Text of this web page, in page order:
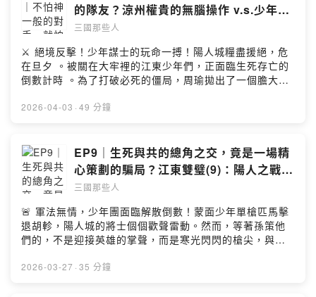
lab.info/https://taira-
komori.jpn.org/freesoundtw.htmlhttps://pixabay.com/s
國那些人》IG：
https://www.instagram.com/peopleof3kingdoms/▲追
蹤《三國那些人》FB：
https://www.facebook.com/peopleof3kds/📩合作請來
信：peopleof3kds@gmail.com▲素材來源：音樂：フリ
ー音楽素材サイト「PeriTune」Royalty Free Music
Materialhttps://peritune.com/魔王魂
https://maou.audio/rule/音效：Vita-chi sozaikan
komori.jpn.org/freesoundtw.htmlhttps://pixabay.com/s
ound-effects/Powered by Firstory Hosting
的隊友？涼州權貴的無腦操作 v.s.少年謀
士的搏命反擊！江東雙璧(10)：陽人之戰
(三)呂布再臨｜火燒赤壁篇
三國那些人
⚔️ 絕境反擊！少年謀士的玩命一搏！陽人城糧盡援絕，危
在旦夕 。被關在大牢裡的江東少年們，正面臨生死存亡的
倒數計時 。為了打破必死的僵局，周瑜拋出了一個膽大包
機，卻已經悄悄擴大...另一邊，董卓軍的「網內互打」越
最後的勝利，還是意想不到的陷阱？如果喜歡這個節目的
故事，不妨灌溉我們一杯咖啡，支持我們有繼續創作的能
量喔！☕️贊助我們：
https://open.firstory.me/join/peopleof3kds▲追蹤《三
國那些人》IG：
https://www.instagram.com/peopleof3kingdoms/▲追
蹤《三國那些人》FB：
https://www.facebook.com/peopleof3kds/📩合作請來
信：peopleof3kds@gmail.com▲素材來源：音樂：フリ
2026-04-03 · 49 分鐘
EP9｜生死與共的總角之交，竟是一場精
心策劃的騙局？江東雙璧(9)：陽人之戰
(二)口是心非｜火燒赤壁篇
三國那些人
🚨 軍法無情，少年團面臨解散倒數！蒙面少年單槍匹馬擊
退胡軫，陽人城的將士個個歡聲雷動。然而，等著孫策他
們的，不是迎接英雄的掌聲，而是寒光閃閃的槍尖，與程
大軍的致命威脅，一向默契十足的江東雙璧，竟然在此時
2026-03-27 · 35 分鐘